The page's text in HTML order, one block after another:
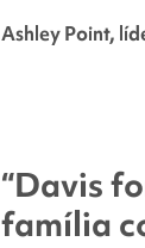
Ashley Point,
“Davis
família